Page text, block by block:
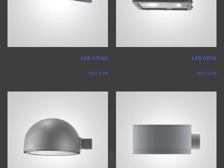
ברדלס LED
מידע נוסף
גונדולה LED
מידע נוסף